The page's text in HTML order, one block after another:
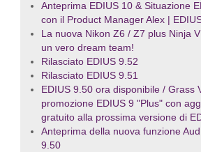
Anteprima EDIUS 10 & Situazione
con il Product Manager Alex |
La nuova Nikon Z6 / Z7 plus Ninja
un vero dream team!
Rilasciato EDIUS 9.52
Rilasciato EDIUS 9.51
EDIUS 9.50 ora disponibile / Grass
promozione EDIUS 9 "Plus" con
gratuito alla prossima versione di
Anteprima della nuova funzione
9.50